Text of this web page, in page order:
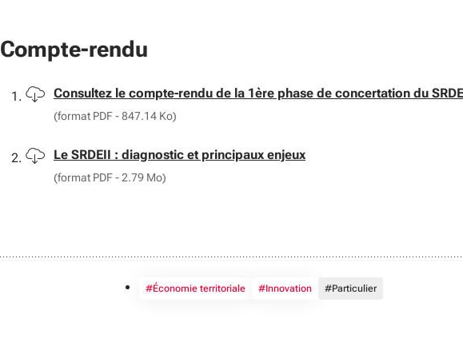
Compte-rendu
Télécharger
Consultez le compte-rendu de la 1ère phase de concertation du
(format PDF - 847.14 Ko)
Télécharger
Le SRDEII : diagnostic et principaux enjeux
(format PDF - 2.79 Mo)
#Économie territoriale #Innovation #Particulier